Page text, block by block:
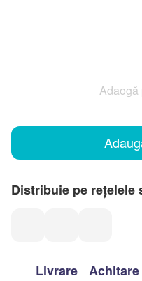
Adaogă
Distribuie pe rețelele
Livrare Achitare